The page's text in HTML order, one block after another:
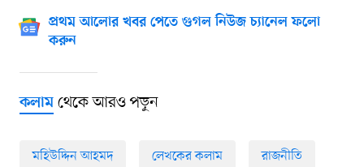
প্রথম আলোর খবর পেতে গুগল নিউজ চ্যানেল ফলো
করুন
কলামথেকে আরও পড়ুন
মহিউদ্দিন আহমদ লেখকের কলাম রাজনীতি